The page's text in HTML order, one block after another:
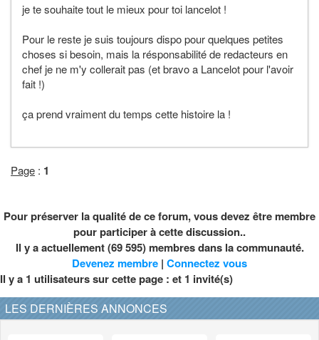
je te souhaite tout le mieux pour toi lancelot !
Pour le reste je suis toujours dispo pour quelques petites
choses si besoin, mais la résponsabilité de redacteurs en
chef je ne m'y collerait pas (et bravo a Lancelot pour l'avoir
fait !)
ça prend vraiment du temps cette histoire la !
Page : 1
Pour préserver la qualité de ce forum, vous devez être membre
pour participer à cette discussion..
Il y a actuellement (69 595) membres dans la communauté.
Devenez membre | Connectez vous
Il y a 1 utilisateurs sur cette page : et 1 invité(s)
LES DERNIÈRES ANNONCES